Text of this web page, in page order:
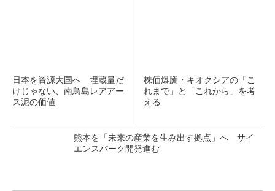
日本を資源大国へ 埋蔵量だ
けじゃない、南鳥島レアアー
ス泥の価値
株価爆騰・キオクシアの「こ
れまで」と「これから」を考
える
熊本を「未来の産業を生み出す拠点」へ サイ
エンスパーク開発進む